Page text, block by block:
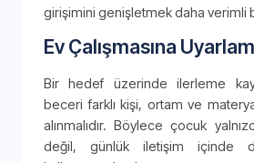
girişimini genişletmek daha verimli
Ev Çalışmasına
Bir hedef üzerinde ilerleme
beceri farklı kişi, ortam ve
alınmalıdır. Böylece çocuk
değil, günlük iletişim içinde